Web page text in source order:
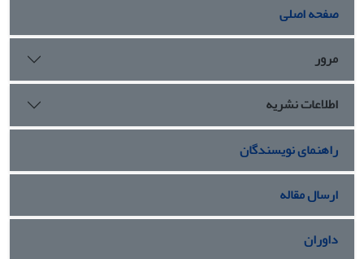
صفحه اصلی
مرور
اطلاعات نشریه
راهنمای نویسندگان
ارسال مقاله
داوران